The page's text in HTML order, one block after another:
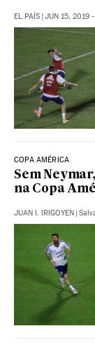
EL PAÍS JUN 15, 2019
COPA AMÉRICA
Sem
na Copa
JUAN I. IRIGOYEN